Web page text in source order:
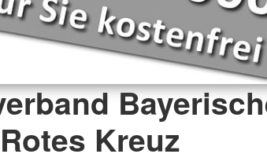
Rotes Kreuz